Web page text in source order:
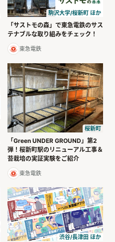
駒沢大学/桜新町 ほか
「サストモの森」で東急電鉄のサス
テナブルな取り組みをチェック！
東急電鉄
桜新町
「Green UNDER GROUND」第2
弾！桜新町駅のリニューアル工事＆
苔栽培の実証実験をご紹介
東急電鉄
渋谷/長津田 ほか